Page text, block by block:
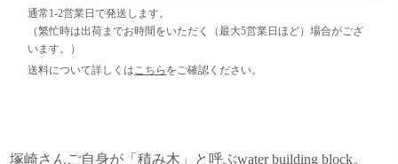
通常1-2営業日で発送します。
（繁忙時は出荷までお時間をいただく（最大5営業日ほど）場合がござ
います。）
送料について詳しくは こちら をご確認ください。
塚崎さんご自身が「積み木」と呼ぶwater building block。